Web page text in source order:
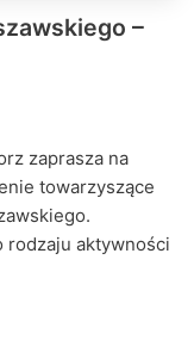
–
zaprasza na
towarzyszące
rodzaju aktywności